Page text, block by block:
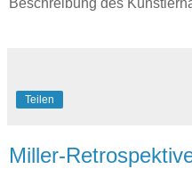
Beschreibung des
Teilen
Miller-